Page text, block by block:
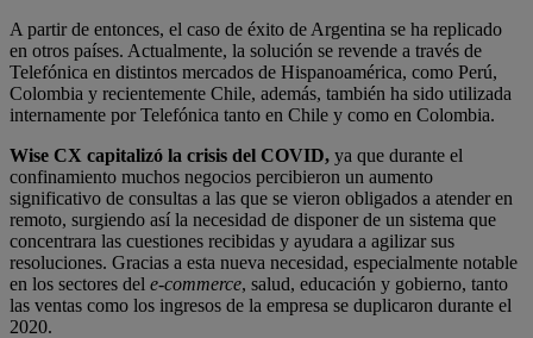
A partir de entonces, el caso de éxito de Argentina se ha replicado
en otros países. Actualmente, la solución se revende a través de
Telefónica en distintos mercados de Hispanoamérica, como Perú,
Colombia y recientemente Chile, además, también ha sido utilizada
internamente por Telefónica tanto en Chile y como en Colombia.
Wise CX capitalizó la crisis del COVID, ya que durante el
confinamiento muchos negocios percibieron un aumento
significativo de consultas a las que se vieron obligados a atender en
remoto, surgiendo así la necesidad de disponer de un sistema que
concentrara las cuestiones recibidas y ayudara a agilizar sus
resoluciones. Gracias a esta nueva necesidad, especialmente notable
en los sectores del e-commerce, salud, educación y gobierno, tanto
las ventas como los ingresos de la empresa se duplicaron durante el
2020.